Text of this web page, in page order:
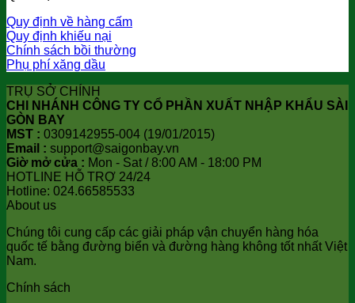
Quy định về hàng cấm
Quy định khiếu nại
Chính sách bồi thường
Phụ phí xăng dầu
TRỤ SỞ CHÍNH
CHI NHÁNH CÔNG TY CỔ PHẦN XUẤT NHẬP KHẨU SÀI
GÒN BAY
MST : 0309142955-004 (19/01/2015)
Email : support@saigonbay.vn
Giờ mở cửa : Mon - Sat / 8:00 AM - 18:00 PM
HOTLINE HỖ TRỢ 24/24
Hotline: 024.66585533
About us
Chúng tôi cung cấp các giải pháp vận chuyển hàng hóa
quốc tế bằng đường biển và đường hàng không tốt nhất Việt
Nam.
Chính sách